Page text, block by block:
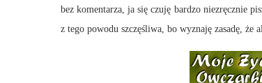
bez komentarza, ja się czuję bardzo niezręcznie
z tego powodu szczęśliwa, bo wyznaję zasadę,